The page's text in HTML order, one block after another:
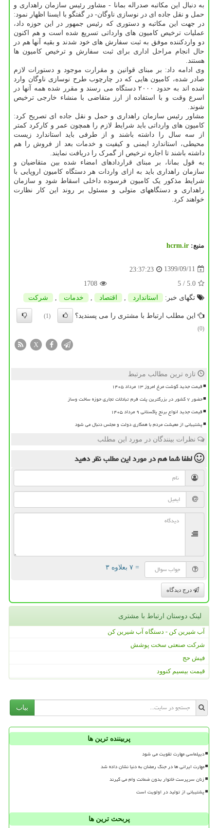
به دنبال این مکاتبه صدراله بمانا - مشاور رئیس سازمان راهداری و
حمل و نقل جاده ای در نوسازی ناوگان- در گفتگو با ایسنا اظهار نمود:
در جهت این مکاتبه و دستوری که رئیس جمهور در این حوزه داد،
عملیات ترخیص کامیون های وارداتی تسریع شده است و هم اکنون
دو واردکننده موفق به ثبت سفارش های خود شدند و بقیه آنها هم در
حال انجام مراحل اداری برای ثبت سفارش و ترخیص کامیون ها
هستند.
وی ادامه داد: بر مبنای قوانین و مقرارت موجود و دستورات لازم
صادر شده، کامیون هایی که در چارچوب طرح نوسازی ناوگان وارد
شده اند به حدود ۲۰۰۰ دستگاه می رسند و مقرر شده همه آنها در
اسرع وقت و با استفاده از ارز متقاضی با منشاء خارجی ترخیص
شوند.
مشاور رئیس سازمان راهداری و حمل و نقل جاده ای تصریح کرد:
کامیون های وارداتی باید شرایط لازم را همچون عمر و کارکرد کمتر
از سه سال را داشته باشند و از طرفی باید استاندارد زیست
محیطی، استاندارد ایمنی و کیفیت و خدمات بعد از فروش را هم
داشته باشند تا اجاره ترخیص از گمرک را دریافت نمایند.
به قول بمانا، بر مبنای قراردادهای امضاء شده بین متقاضیان و
سازمان راهداری باید به ازای واردات هر دستگاه کامیون اروپایی با
شرایط مذکور یک کامیون فرسوده داخلی اسقاط شود و سازمان
راهداری و دستگاههای متولی و مسئول بر روند این کار نظارت
خواهند کرد.
منبع: hcrm.ir
1399/09/11
23:37:23
5.0
/ 5
1708
تگهای خبر:
استاندارد , اقتصاد , خدمات , شركت
این مطلب ارتباط با مشتری را می پسندید؟
(1)
(0)
X
تازه ترین مطالب مرتبط
قیمت جدید گوشت مرغ امروز ۱۳ مرداد ۱۴۰۵
حضور ۷ کشور در بزرگترین پلت فرم تبادلات تجاری حوزه ساخت وساز
قیمت جدید انواع برنج پاکستانی ۹ مرداد ۱۴۰۵
پشتیبانی از معیشت مردم با همکاری دولت و مجلس دنبال می شود
نظرات بینندگان در مورد این مطلب
لطفا شما همدر مورد این مطلبنظر دهید
= ۷ بعلاوه ۳
درج دیدگاه
لینک دوستان ارتباط با مشتری
آب شیرین کن - دستگاه آب شیرین کن
شرکت صنعتی سخت پوشش
فیش حج
قیمت بیسیم کنوود
بیاب
پربیننده ترین ها
دیپلماسی مهارت تقویت می شود
مهارت ایرانی ها در جنگ رمضان به دنیا نشان داده شد
زنان سرپرست خانوار بدون ضمانت وام می گیرند
پشتیبانی از تولید در اولویت است
پربحث ترین ها